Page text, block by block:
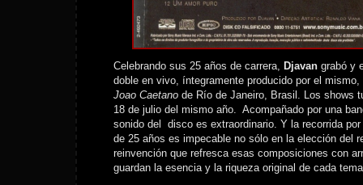
Celebrando sus 25 años de carrera, Djavan grabó y
doble en vivo, íntegramente producido por el
Joao Caetano de Río de Janeiro, Brasil. Los shows
18 de julio del mismo año. Acompañado por una
sonido del disco es extraordinario. Y la recorrida
de 25 años es impecable no sólo en la elección del
reinvención que refresca esas composiciones con
guardan la esencia y la riqueza original de cada